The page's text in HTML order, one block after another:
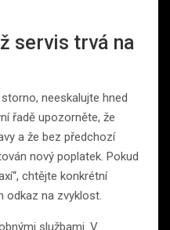
servis trvá na
neeskalujte hned
řadě upozorněte, že
a že bez předchozí
nový poplatek. Pokud
chtějte konkrétní
odkaz na zvyklost.
službami. V